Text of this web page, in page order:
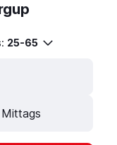
25-65
Mittags